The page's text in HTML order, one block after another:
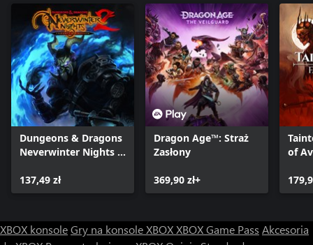
Dungeons & Dragons
Neverwinter Nights 2:
137,49 zł
Dragon Age™: Straż
Zasłony
369,90 zł+
of
XBOX konsoleGry na konsole XBOXXBOX Game Pass Akcesoria